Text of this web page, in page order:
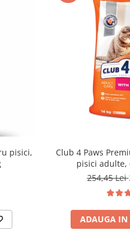
pisici,
Club 4 Paws
pisici adulte,
254,45 Lei
ADAUGA IN